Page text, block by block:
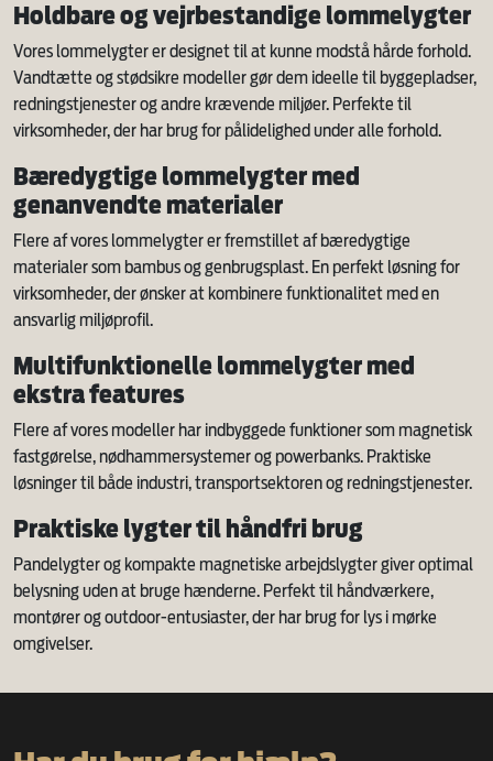
Holdbare og vejrbestandige lommelygter
Vores lommelygter er designet til at kunne modstå hårde forhold.
Vandtætte og stødsikre modeller gør dem ideelle til byggepladser,
redningstjenester og andre krævende miljøer. Perfekte til
virksomheder, der har brug for pålidelighed under alle forhold.
Bæredygtige lommelygter med
genanvendte materialer
Flere af vores lommelygter er fremstillet af bæredygtige
materialer som bambus og genbrugsplast. En perfekt løsning for
virksomheder, der ønsker at kombinere funktionalitet med en
ansvarlig miljøprofil.
Multifunktionelle lommelygter med
ekstra features
Flere af vores modeller har indbyggede funktioner som magnetisk
fastgørelse, nødhammersystemer og powerbanks. Praktiske
løsninger til både industri, transportsektoren og redningstjenester.
Praktiske lygter til håndfri brug
Pandelygter og kompakte magnetiske arbejdslygter giver optimal
belysning uden at bruge hænderne. Perfekt til håndværkere,
montører og outdoor-entusiaster, der har brug for lys i mørke
omgivelser.